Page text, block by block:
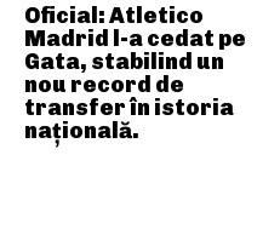
Oficial: Atletico
Madrid l-a cedat pe
Gata, stabilind un
nou record de
transfer în istoria
națională.